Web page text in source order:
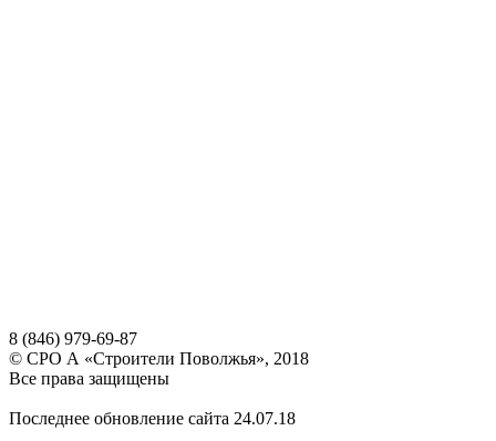
8 (846) 979-69-87
© СРО А «Строители Поволжья», 2018
Все права защищены
Последнее обновление сайта 24.07.18